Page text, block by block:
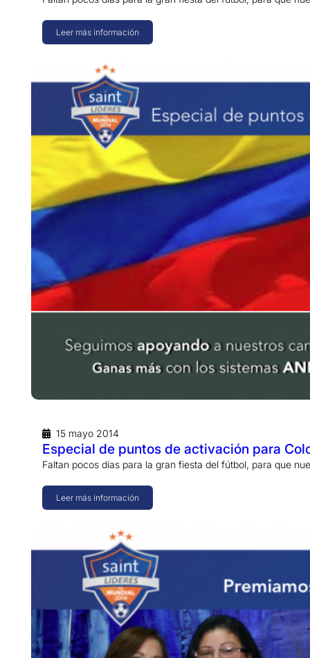
Leer más información
15 mayo 2014
Especial de puntos de activación para
Faltan pocos días para la gran fiesta del fútbol, para que
Leer más información